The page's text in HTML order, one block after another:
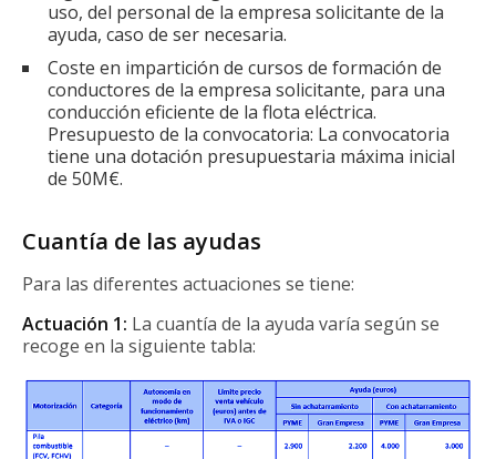
uso, del personal de la empresa solicitante de la
ayuda, caso de ser necesaria.
Coste en impartición de cursos de formación de
conductores de la empresa solicitante, para una
conducción eficiente de la flota eléctrica.
Presupuesto de la convocatoria: La convocatoria
tiene una dotación presupuestaria máxima inicial
de 50M€.
Cuantía de las ayudas
Para las diferentes actuaciones se tiene:
Actuación 1: La cuantía de la ayuda varía según se
recoge en la siguiente tabla: